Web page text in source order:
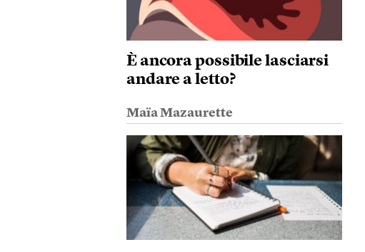
È ancora possibile lasciarsi
andare a letto?
Maïa Mazaurette